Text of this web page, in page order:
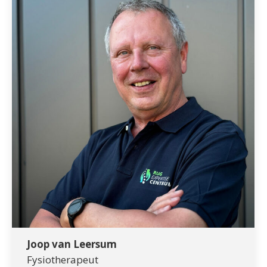
Joop van Leersum
Fysiotherapeut